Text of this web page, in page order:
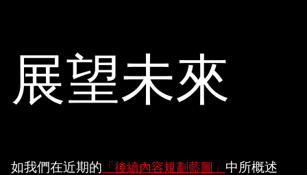
展望未來
如我們在近期的 「後續內容規劃藍圖」 中所概述